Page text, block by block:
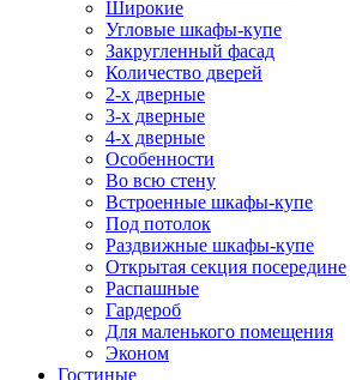
Широкие
Угловые шкафы-купе
Закругленный фасад
Количество дверей
2-х дверные
3-х дверные
4-х дверные
Особенности
Во всю стену
Встроенные шкафы-купе
Под потолок
Раздвижные шкафы-купе
Открытая секция посередине
Распашные
Гардероб
Для маленького помещения
Эконом
Гостиные